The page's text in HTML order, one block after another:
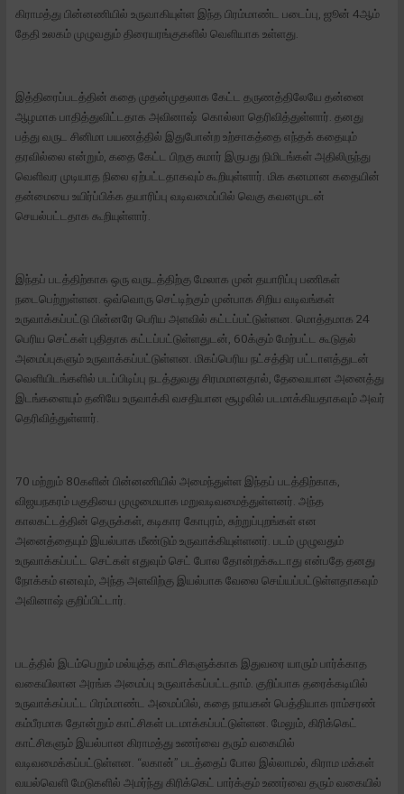
கிராமத்து பின்னணியில் உருவாகியுள்ள இந்த பிரம்மாண்ட படைப்பு, ஜூன் 4ஆம்
தேதி உலகம் முழுவதும் திரையரங்குகளில் வெளியாக உள்ளது.
இத்திரைப்படத்தின் கதை முதன்முதலாக கேட்ட தருணத்திலேயே தன்னை
ஆழமாக பாதித்துவிட்டதாக அவினாஷ் கொல்லா தெரிவித்துள்ளார். தனது
பத்து வருட சினிமா பயணத்தில் இதுபோன்ற உற்சாகத்தை எந்தக் கதையும்
தரவில்லை என்றும், கதை கேட்ட பிறகு சுமார் இருபது நிமிடங்கள் அதிலிருந்து
வெளிவர முடியாத நிலை ஏற்பட்டதாகவும் கூறியுள்ளார். மிக கனமான கதையின்
தன்மையை உயிர்ப்பிக்க தயாரிப்பு வடிவமைப்பில் வெகு கவனமுடன்
செயல்பட்டதாக கூறியுள்ளார்.
இந்தப் படத்திற்காக ஒரு வருடத்திற்கு மேலாக முன் தயாரிப்பு பணிகள்
நடைபெற்றுள்ளன. ஒவ்வொரு செட்டிற்கும் முன்பாக சிறிய வடிவங்கள்
உருவாக்கப்பட்டு பின்னரே பெரிய அளவில் கட்டப்பட்டுள்ளன. மொத்தமாக 24
பெரிய செட்கள் புதிதாக கட்டப்பட்டுள்ளதுடன், 60க்கும் மேற்பட்ட கூடுதல்
அமைப்புகளும் உருவாக்கப்பட்டுள்ளன. மிகப்பெரிய நட்சத்திர பட்டாளத்துடன்
வெளியிடங்களில் படப்பிடிப்பு நடத்துவது சிரமமானதால், தேவையான அனைத்து
இடங்களையும் தனியே உருவாக்கி வசதியான சூழலில் படமாக்கியதாகவும் அவர்
தெரிவித்துள்ளார்.
70 மற்றும் 80களின் பின்னணியில் அமைந்துள்ள இந்தப் படத்திற்காக,
விஜயநகரம் பகுதியை முழுமையாக மறுவடிவமைத்துள்ளனர். அந்த
காலகட்டத்தின் தெருக்கள், கடிகார கோபுரம், சுற்றுப்புறங்கள் என
அனைத்தையும் இயல்பாக மீண்டும் உருவாக்கியுள்ளனர். படம் முழுவதும்
உருவாக்கப்பட்ட செட்கள் எதுவும் செட் போல தோன்றக்கூடாது என்பதே தனது
நோக்கம் எனவும், அந்த அளவிற்கு இயல்பாக வேலை செய்யப்பட்டுள்ளதாகவும்
அவினாஷ் குறிப்பிட்டார்.
படத்தில் இடம்பெறும் மல்யுத்த காட்சிகளுக்காக இதுவரை யாரும் பார்க்காத
வகையிலான அரங்க அமைப்பு உருவாக்கப்பட்டதாம். குறிப்பாக தரைக்கடியில்
உருவாக்கப்பட்ட பிரம்மாண்ட அமைப்பில், கதை நாயகன் பெத்தியாக ராம்சரண்
கம்பீரமாக தோன்றும் காட்சிகள் படமாக்கப்பட்டுள்ளன. மேலும், கிரிக்கெட்
காட்சிகளும் இயல்பான கிராமத்து உணர்வை தரும் வகையில்
வடிவமைக்கப்பட்டுள்ளன. “லகான்” படத்தைப் போல இல்லாமல், கிராம மக்கள்
வயல்வெளி மேடுகளில் அமர்ந்து கிரிக்கெட் பார்க்கும் உணர்வை தரும் வகையில்